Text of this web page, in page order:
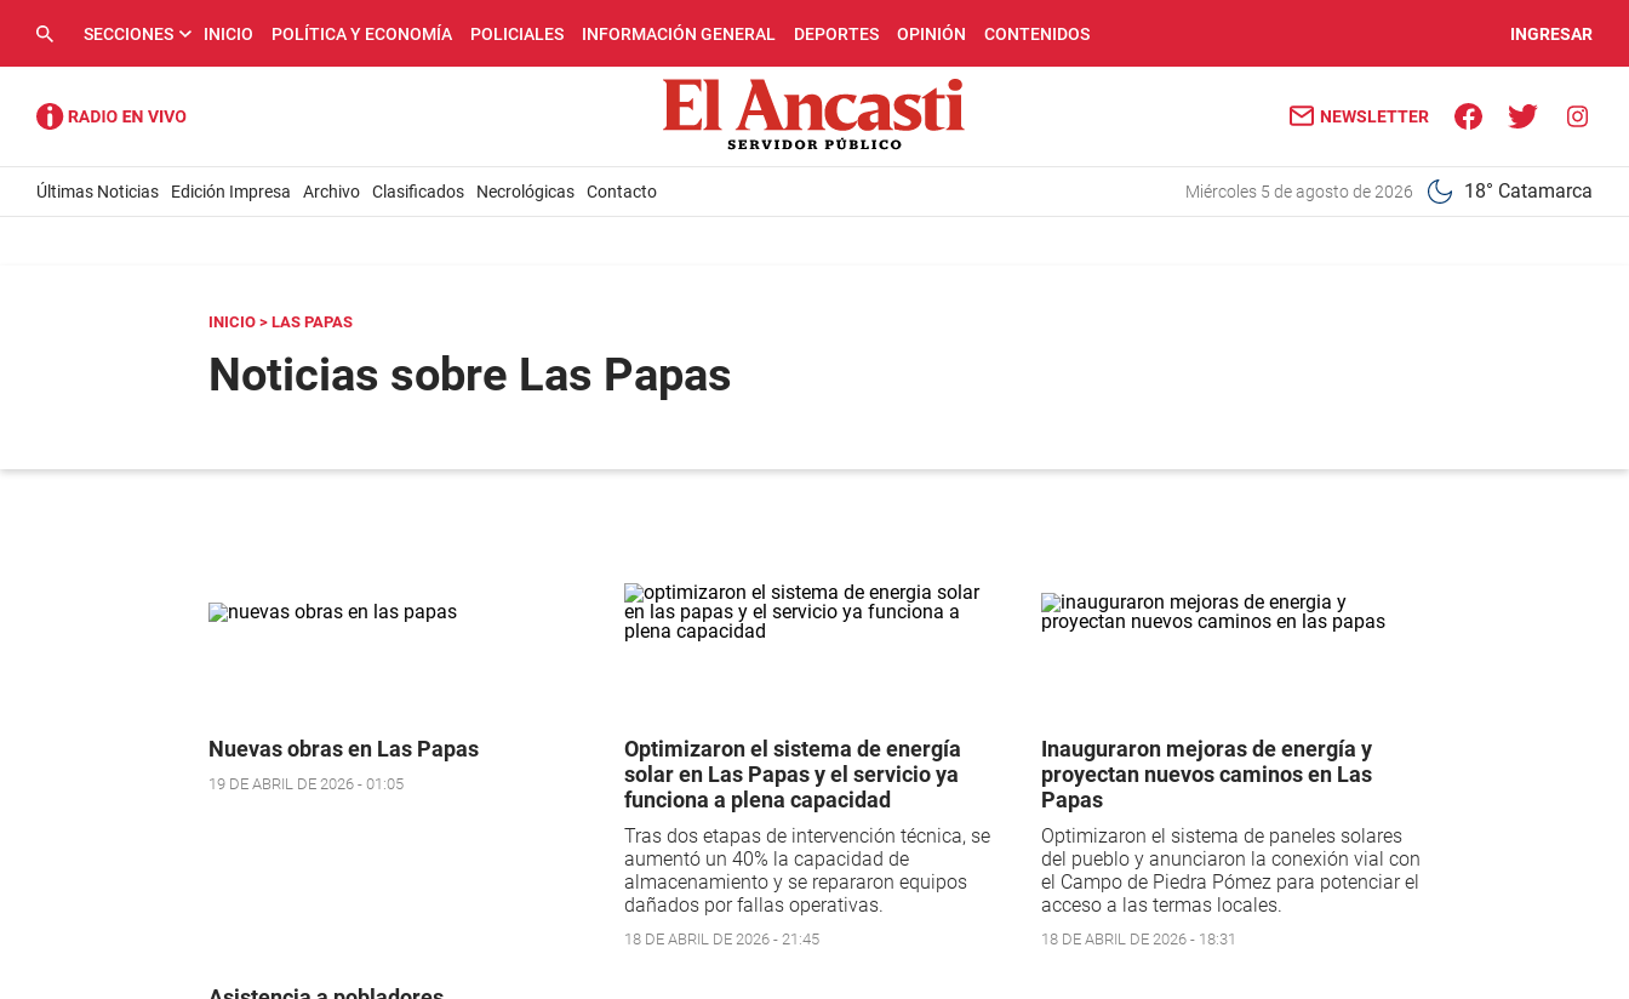
SECCIONES INICIO POLÍTICA Y ECONOMÍA POLICIALES INFORMACIÓN GENERAL DEPORTES OPINIÓN CONTENIDOS INGRESAR
NEWSLETTER
Últimas Noticias Edición Impresa Archivo Clasificados Necrológicas Contacto miércoles 5 de agosto de 2026 18° Catamarca
INICIO > LAS PAPAS
Noticias sobre Las Papas
Nuevas obras en Las Papas
19 DE ABRIL DE 2026 - 01:05
Optimizaron el sistema de energía
solar en Las Papas y el servicio ya
funciona a plena capacidad
Tras dos etapas de intervención técnica, se
aumentó un 40% la capacidad de
almacenamiento y se repararon equipos
dañados por fallas operativas.
18 DE ABRIL DE 2026 - 21:45
Inauguraron mejoras de energía y
proyectan nuevos caminos en Las
Papas
Optimizaron el sistema de paneles solares
del pueblo y anunciaron la conexión vial con
el Campo de Piedra Pómez para potenciar el
acceso a las termas locales.
18 DE ABRIL DE 2026 - 18:31